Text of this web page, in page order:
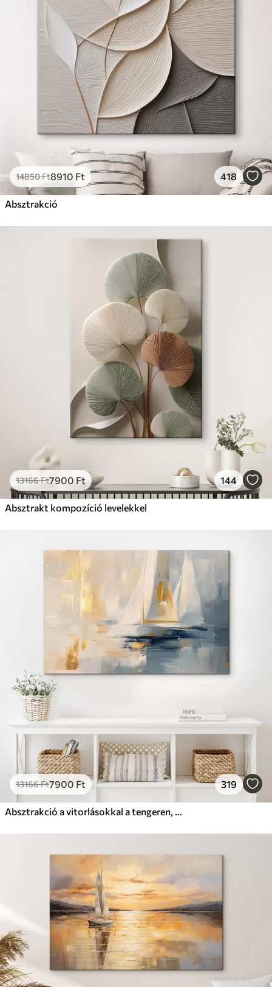
14850Ft8910 Ft 418
Absztrakció
13166Ft7900 Ft 144
Absztrakt kompozíció levelekkel
13166Ft7900 Ft 319
Absztrakció a vitorlásokkal a tengeren, akril stílusban, naplemente